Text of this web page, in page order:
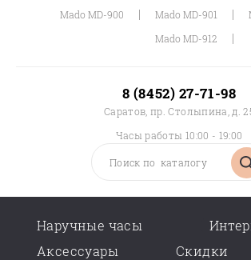
Mado MD-900 | Mado MD-901 |
Mado MD-912 |
8 (8452) 27-71-98
Саратов, пр. Столыпина, д.
Часы работы 10:00 - 19:00
Наручные часы
Аксессуары
Скидки